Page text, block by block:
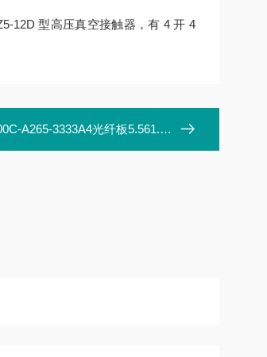
12D 型高压真空接触器，有 4 开 4
A265-3333A4光纤板5.561.015MX